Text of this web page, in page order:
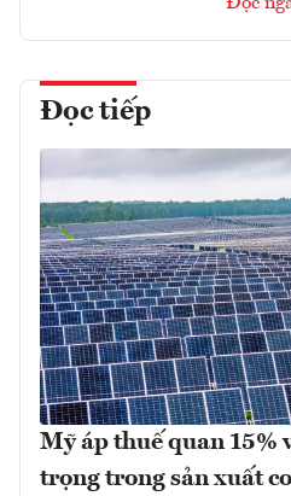
Đọc tiếp
Mỹ áp thuế quan 15%
trọng trong sản xuất